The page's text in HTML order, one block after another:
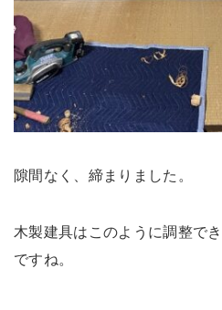
隙間なく、締まりました。
木製建具はこのように調整で
ですね。